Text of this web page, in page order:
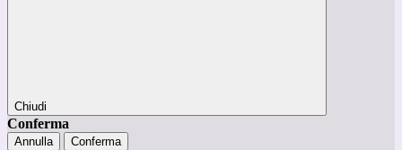
Chiudi
Conferma
Annulla Conferma